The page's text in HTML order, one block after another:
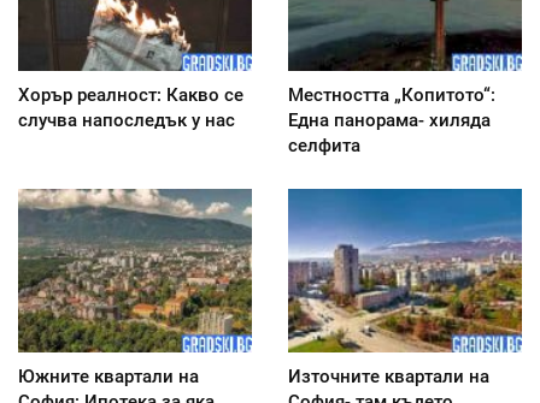
Хорър реалност: Какво се
случва напоследък у нас
Местността „Копитото“:
Една панорама- хиляда
селфита
Южните квартали на
Източните квартали на